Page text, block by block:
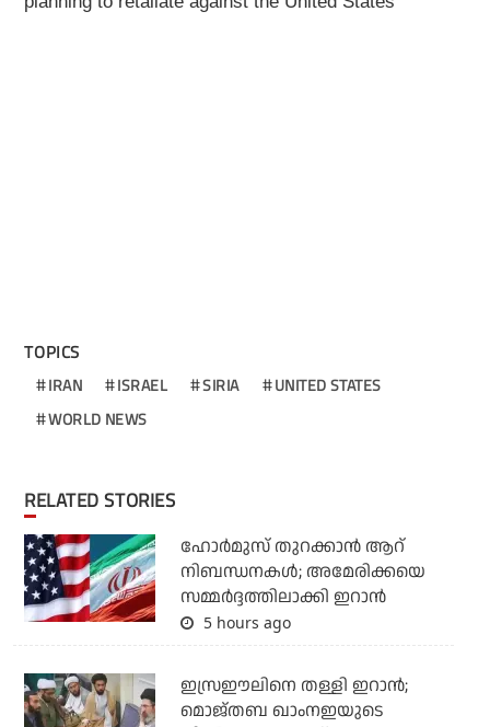
TOPICS
IRAN ISRAEL SIRIA
UNITED STATES
WORLD NEWS
RELATED STORIES
ഹോര്‍മുസ് തുറക്കാന്‍ ആറ്
നിബന്ധനകള്‍; അമേരിക്കയെ
സമ്മര്‍ദ്ദത്തിലാക്കി ഇറാന്‍
5 hours ago
ഇസ്രഈലിനെ തള്ളി ഇറാന്‍;
മൊജ്തബ ഖാംനഇയുടെ